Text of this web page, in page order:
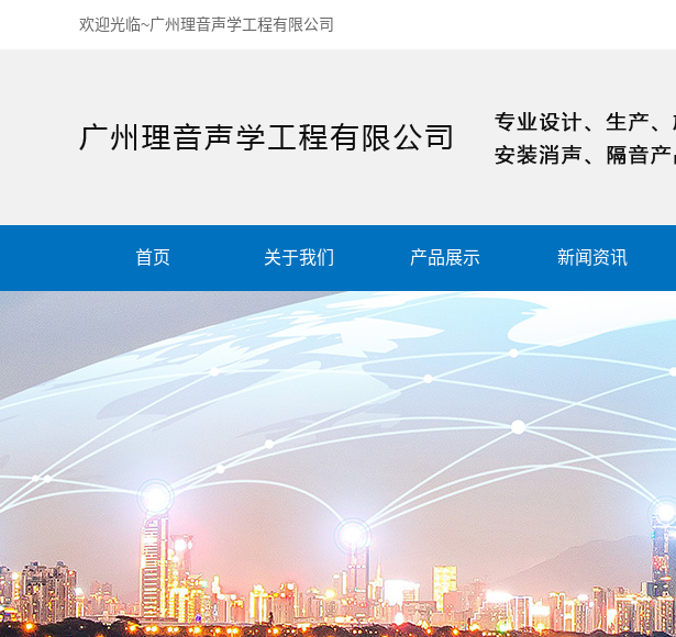
欢迎光临~广州理音声学工程有限公司
首页 关于我们 产品展示 新闻资讯